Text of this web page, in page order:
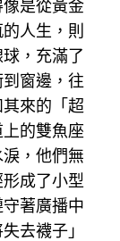
是從黃金
人生，則
，充滿了
窗邊，往
來的「超
的雙魚座
，他們無
成了小型
著廣播中
去襪子」